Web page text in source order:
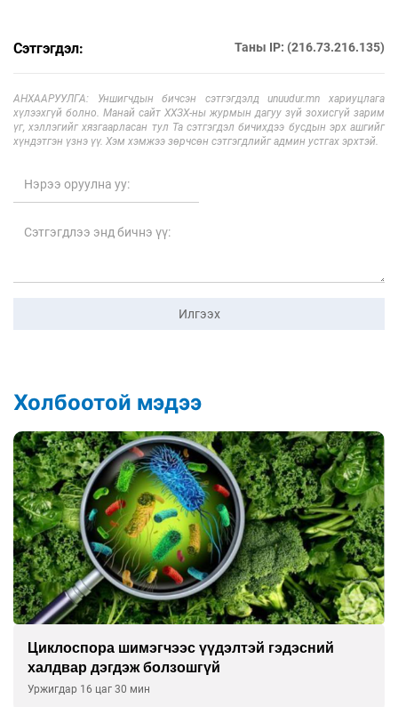
Сэтгэгдэл: Таны IP: (216.73.216.135)
АНХААРУУЛГА: Уншигчдын бичсэн сэтгэгдэлд unuudur.mn хариуцлага
хүлээхгүй болно. Манай сайт ХХЗХ-ны журмын дагуу зүй зохисгүй зарим
үг, хэллэгийг хязгаарласан тул Та сэтгэгдэл бичихдээ бусдын эрх ашгийг
хүндэтгэн үзнэ үү. Хэм хэмжээ зөрчсөн сэтгэгдлийг админ устгах эрхтэй.
Илгээх
Холбоотой мэдээ
Сэтгэцийн эрүүл мэндэд “санаа тавих” олон
улсын хурал зохион байгуулна
Уржигдар 16 цаг 00 мин